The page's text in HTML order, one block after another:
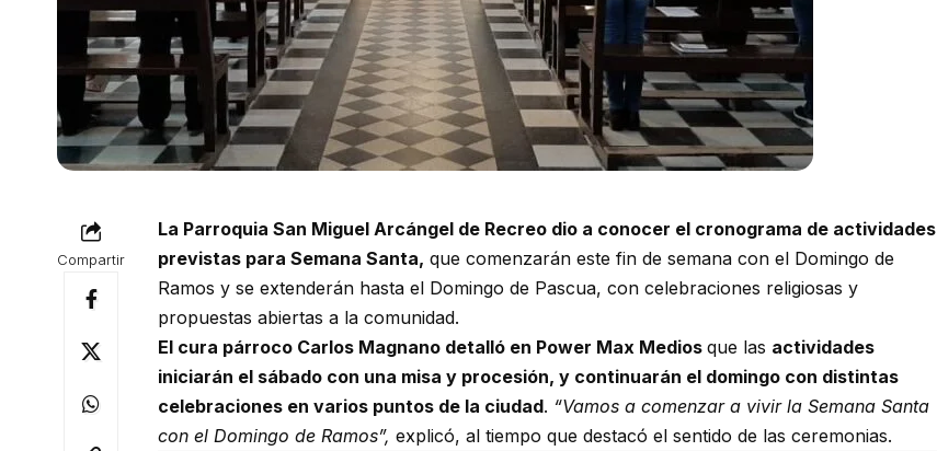
Compartir
La Parroquia San Miguel Arcángel de Recreo dio a conocer el cronograma de actividades
previstas para Semana Santa, que comenzarán este fin de semana con el Domingo de
Ramos y se extenderán hasta el Domingo de Pascua, con celebraciones religiosas y
propuestas abiertas a la comunidad.
El cura párroco Carlos Magnano detalló en Power Max Medios que las actividades
iniciarán el sábado con una misa y procesión, y continuarán el domingo con distintas
celebraciones en varios puntos de la ciudad. “Vamos a comenzar a vivir la Semana Santa
con el Domingo de Ramos”, explicó, al tiempo que destacó el sentido de las ceremonias.